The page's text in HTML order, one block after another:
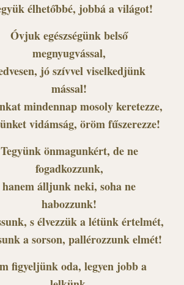
élhetőbbé, jobbá a világot!
Óvjuk egészségünk belső
megnyugvással,
jó szívvel viselkedjünk
mással!
mindennap mosoly keretezze,
vidámság, öröm fűszerezze!
Tegyünk önmagunkért, de ne
fogadkozzunk,
hanem álljunk neki, soha ne
habozzunk!
s élvezzük a létünk értelmét,
a sorson, pallérozzunk elmét!
figyeljünk oda, legyen jobb a